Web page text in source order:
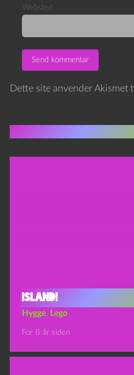
Websted
Dette site anvender Akismet
Island!
Hygge, Lego
For 8 år siden